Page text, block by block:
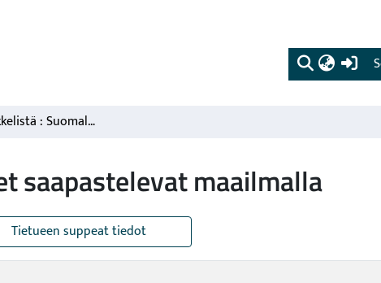
Vakolan vinkkelistä : Suomalaiset saapastelevat maailmalla
saapastelevat maailmalla
Tietueen suppeat tiedot